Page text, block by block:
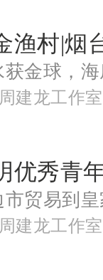
周建龙工作
周建龙工作